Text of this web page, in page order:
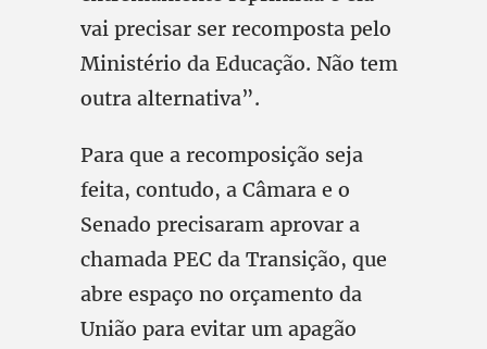
vai precisar ser recomposta pelo
Ministério da Educação. Não tem
outra alternativa”.
Para que a recomposição seja
feita, contudo, a Câmara e o
Senado precisaram aprovar a
chamada PEC da Transição, que
abre espaço no orçamento da
União para evitar um apagão